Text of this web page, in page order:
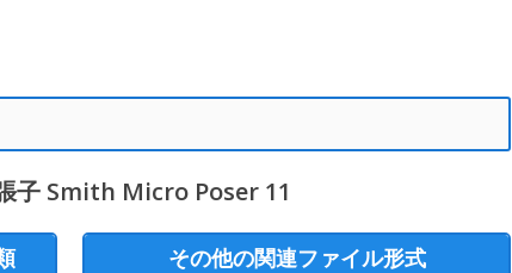
子 Smith Micro Poser 11
その他の関連ファイル形式